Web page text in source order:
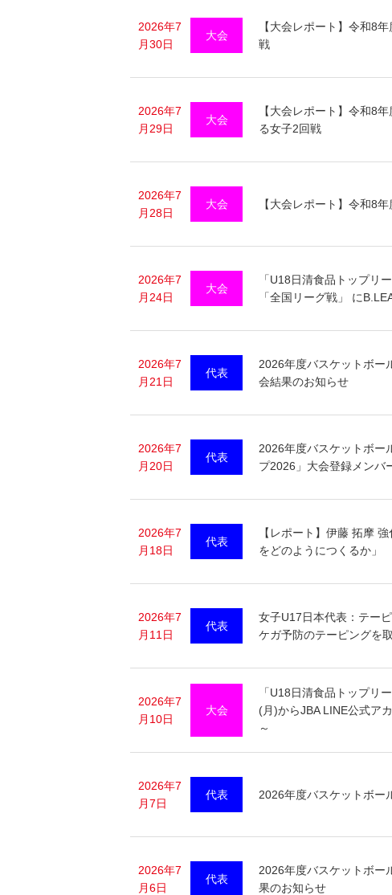
2026年7
月30日
大会
【大会レポート】令和8
戦
2026年7
月29日
大会
【大会レポート】令和8
る女子2回戦
2026年7
月28日
大会 【大会レポート】令和8
2026年7
月24日
大会
「U18日清食品トップリ
「全国リーグ戦」 に
2026年7
月21日
代表
2026年度バスケットボー
会結果のお知らせ
2026年7
月20日
代表
2026年度バスケットボ
プ2026」大会登録メンバ
2026年7
月18日
代表
【レポート】伊藤 拓摩
をどのようにつくるか」
2026年7
月11日
代表
女子U17日本代表：テー
ケガ予防のテーピングを
2026年7
月10日
大会
「U18日清食品トップ
(月)からJBA LINE公式ア
～
2026年7
月7日
代表 2026年度バスケットボ
2026年7
月6日
代表
2026年度バスケットボー
果のお知らせ